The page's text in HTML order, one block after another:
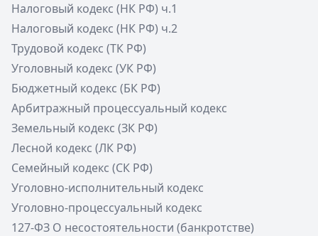
Налоговый кодекс (НК РФ) ч.1
Налоговый кодекс (НК РФ) ч.2
Трудовой кодекс (ТК РФ)
Уголовный кодекс (УК РФ)
Бюджетный кодекс (БК РФ)
Арбитражный процессуальный кодекс
Земельный кодекс (ЗК РФ)
Лесной кодекс (ЛК РФ)
Семейный кодекс (СК РФ)
Уголовно-исполнительный кодекс
Уголовно-процессуальный кодекс
127-ФЗ О несостоятельности (банкротстве)